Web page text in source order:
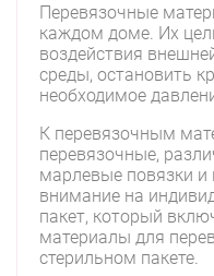
Перевязочные
каждом доме. Их
воздействия
среды, остановить
необходимое
К перевязочным
перевязочные,
марлевые повязки и
внимание на
пакет, который
материалы для
стерильном пакете.